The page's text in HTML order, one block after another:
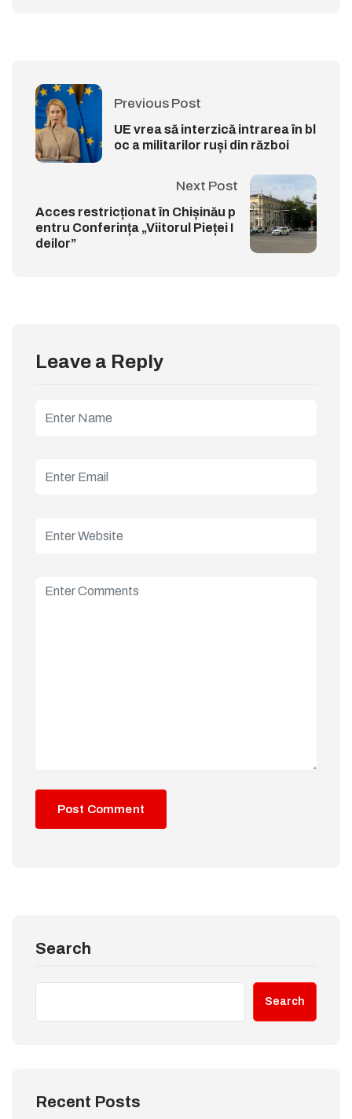
Previous Post
UE vrea să interzică intrarea în bl
oc a militarilor ruși din război
Next Post
Acces restricționat în Chișinău p
entru Conferința „Viitorul Pieței I
deilor”
Leave a Reply
Search
Search
Recent Posts